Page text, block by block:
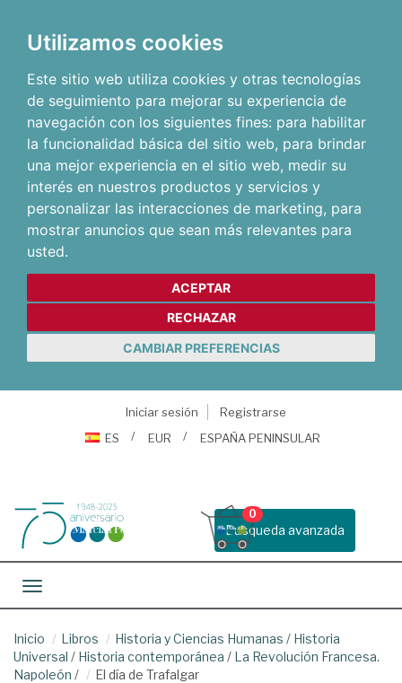
Utilizamos cookies
Este sitio web utiliza cookies y otras tecnologías
de seguimiento para mejorar su experiencia de
navegación con los siguientes fines: para habilitar
la funcionalidad básica del sitio web, para brindar
una mejor experiencia en el sitio web, medir su
interés en nuestros productos y servicios y
personalizar las interacciones de marketing, para
mostrar anuncios que sean más relevantes para
usted.
ACEPTAR
RECHAZAR
CAMBIAR PREFERENCIAS
Iniciar sesión
Registrarse
ES
EUR ESPAÑA PENINSULAR
Busqueda avanzada
0
Toggle navigation
Inicio Libros Historia y Ciencias Humanas / Historia
Universal / Historia contemporánea / La Revolución Francesa.
Napoleón / El día de Trafalgar